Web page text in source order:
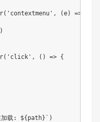
(e) => {
() => {
载: ${path}`)